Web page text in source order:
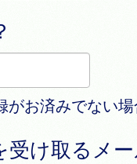
がお済みでない
受け取るメ